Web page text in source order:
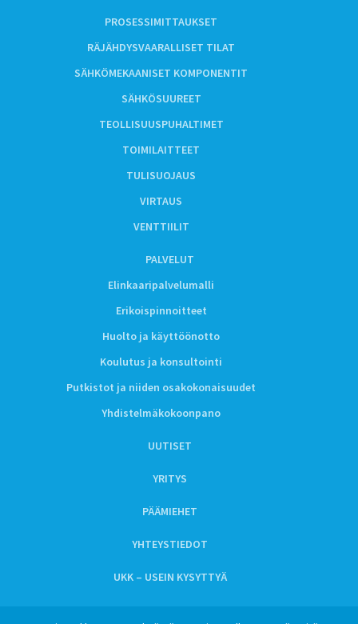
PROSESSIMITTAUKSET
RÄJÄHDYSVAARALLISET TILAT
SÄHKÖMEKAANISET KOMPONENTIT
SÄHKÖSUUREET
TEOLLISUUSPUHALTIMET
TOIMILAITTEET
TULISUOJAUS
VIRTAUS
VENTTIILIT
PALVELUT
Elinkaaripalvelumalli
Erikoispinnoitteet
Huolto ja käyttöönotto
Koulutus ja konsultointi
Putkistot ja niiden osakokonaisuudet
Yhdistelmäkokoonpano
UUTISET
YRITYS
PÄÄMIEHET
YHTEYSTIEDOT
UKK – USEIN KYSYTTYÄ